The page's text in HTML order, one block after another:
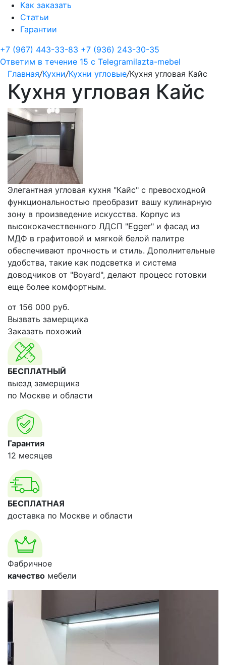
Как заказать
Статьи
Гарантии
+7 (967) 443-33-83 +7 (936) 243-30-35
Ответим в течение 15 с Telegramilazta-mebel
Главная/Кухни/Кухни угловые/Кухня угловая Кайс
Кухня угловая Кайс
Элегантная угловая кухня "Кайс" с превосходной
функциональностью преобразит вашу кулинарную
зону в произведение искусства. Корпус из
высококачественного ЛДСП "Egger" и фасад из
МДФ в графитовой и мягкой белой палитре
обеспечивают прочность и стиль. Дополнительные
удобства, такие как подсветка и система
доводчиков от "Boyard", делают процесс готовки
еще более комфортным.
от 156 000 руб.
Вызвать замерщика
Заказать похожий
БЕСПЛАТНЫЙ
выезд замерщика
по Москве и области
Гарантия
12 месяцев
БЕСПЛАТНАЯ
доставка по Москве и области
Фабричное
качество мебели